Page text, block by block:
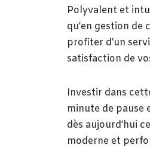
Polyvalent et
qu’en gestion
profiter d’un
satisfaction de
Investir dans
minute de pause
dès aujourd’hui
moderne et